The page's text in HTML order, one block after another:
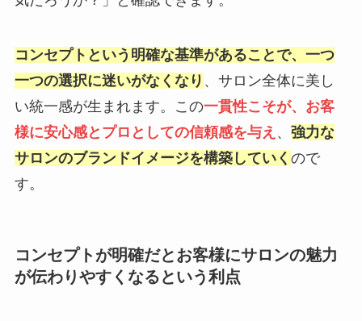
コンセプトという明確な基準があることで、一つ
一つの選択に迷いがなくなり 、サロン全体に美し
い統一感が生まれます。この一貫性こそが、お客
様に安心感とプロとしての信頼感を与え 、 強力な
サロンのブランドイメージを構築していく ので
す。
コンセプトが明確だとお客様にサロンの魅力
が伝わりやすくなるという利点